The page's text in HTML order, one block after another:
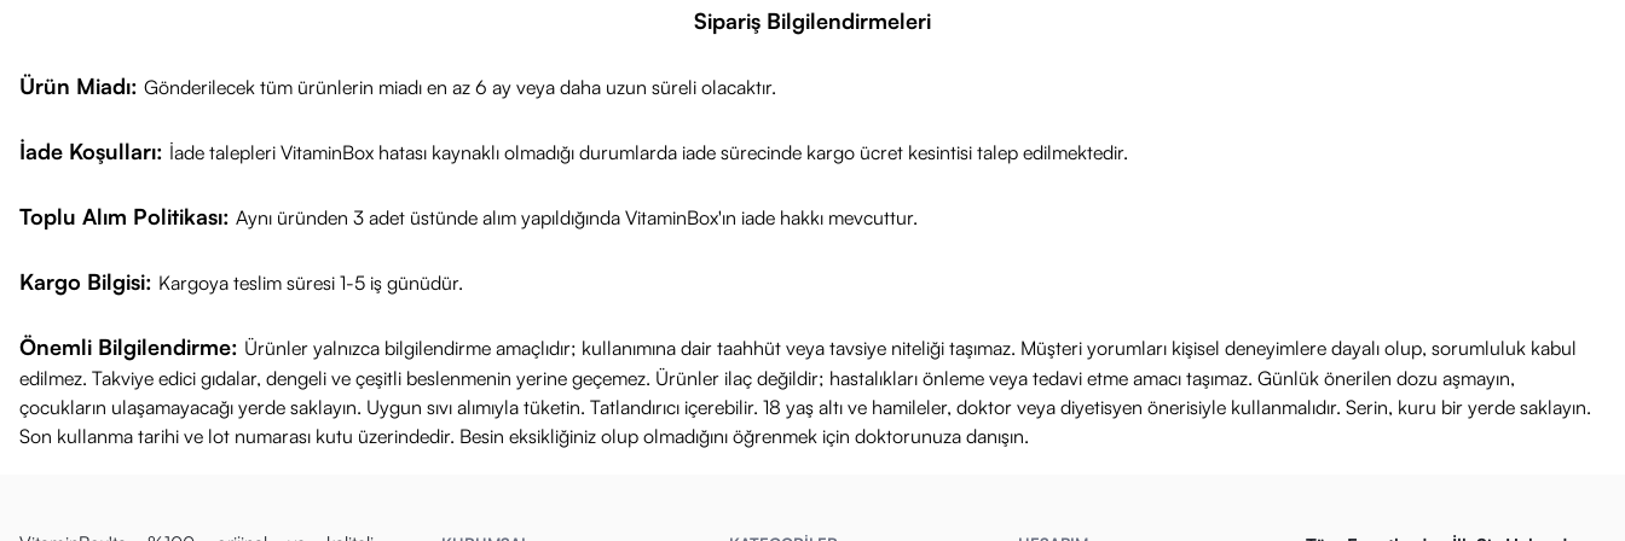
%100 saf ve doğal içerik
Aroma, katkı ve koruyucu içermez
Suda kolay çözünebilen yapı
Sipariş Bilgilendirmeleri
Ürün Miadı: Gönderilecek tüm ürünlerin miadı en az 6 ay veya daha uzun süreli olacaktır.
İade Koşulları: İade talepleri VitaminBox hatası kaynaklı olmadığı durumlarda iade sürecinde kargo ücret kesintisi talep edilmektedir.
Toplu Alım Politikası: Aynı üründen 3 adet üstünde alım yapıldığında VitaminBox'ın iade hakkı mevcuttur.
Kargo Bilgisi: Kargoya teslim süresi 1-5 iş günüdür.
Önemli Bilgilendirme: Ürünler yalnızca bilgilendirme amaçlıdır; kullanımına dair taahhüt veya tavsiye niteliği taşımaz. Müşteri yorumları kişisel deneyimlere dayalı olup, sorumluluk kabul
edilmez. Takviye edici gıdalar, dengeli ve çeşitli beslenmenin yerine geçemez. Ürünler ilaç değildir; hastalıkları önleme veya tedavi etme amacı taşımaz. Günlük önerilen dozu aşmayın,
çocukların ulaşamayacağı yerde saklayın. Uygun sıvı alımıyla tüketin. Tatlandırıcı içerebilir. 18 yaş altı ve hamileler, doktor veya diyetisyen önerisiyle kullanmalıdır. Serin, kuru bir yerde saklayın.
Son kullanma tarihi ve lot numarası kutu üzerindedir. Besin eksikliğiniz olup olmadığını öğrenmek için doktorunuza danışın.